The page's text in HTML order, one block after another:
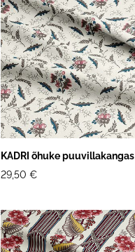
KADRI õhuke puuvillakangas
29,50 €